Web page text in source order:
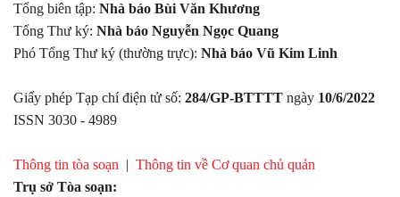
Tổng biên tập: Nhà báo Bùi Văn Khương
Tổng Thư ký: Nhà báo Nguyễn Ngọc Quang
Phó Tổng Thư ký (thường trực): Nhà báo Vũ Kim Linh
Giấy phép Tạp chí điện tử số: 284/GP-BTTTT ngày 10/6/2022
ISSN 3030 - 4989
Thông tin tòa soạn | Thông tin về Cơ quan chủ quản
Trụ sở Tòa soạn: